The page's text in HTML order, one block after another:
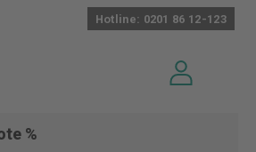
Hotline: 0201 86 12-123
%